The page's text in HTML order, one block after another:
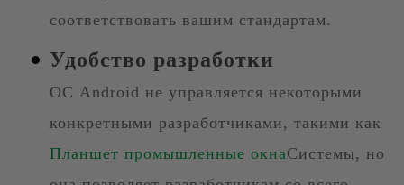
соответствовать вашим стандартам.
Удобство разработки
ОС Android не управляется некоторыми
конкретными разработчиками, такими как
Планшет промышленные окнаСистемы, но